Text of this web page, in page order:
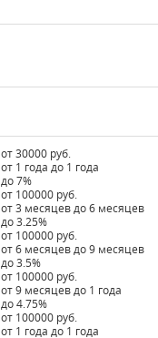
от 30000 руб.
от 1 года до 1 года
до 7%
от 100000 руб.
от 3 месяцев до 6 месяцев
до 3.25%
от 100000 руб.
от 6 месяцев до 9 месяцев
до 3.5%
от 100000 руб.
от 9 месяцев до 1 года
до 4.75%
от 100000 руб.
от 1 года до 1 года